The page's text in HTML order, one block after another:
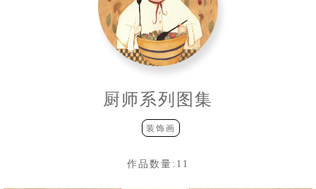
厨师系列图集
装饰画
作品数量: 11